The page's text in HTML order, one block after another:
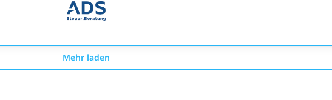
Mehr laden